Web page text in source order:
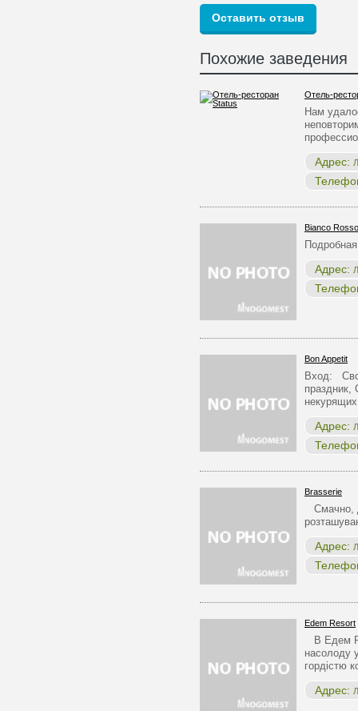
Похожие заведения
Отель-
Нам
Адрес:
Bianco
Адрес:
Bon Appetit
Вход:
праздник,
Адрес:
Brasserie
Смачно,
Адрес:
Edem Resort
В Едем
насолоду
гордістю
Адрес: